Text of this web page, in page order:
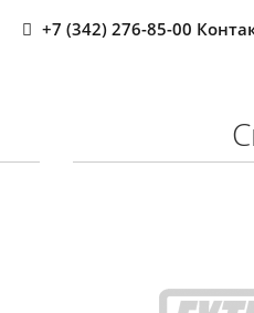
+7 (342) 276-85-00